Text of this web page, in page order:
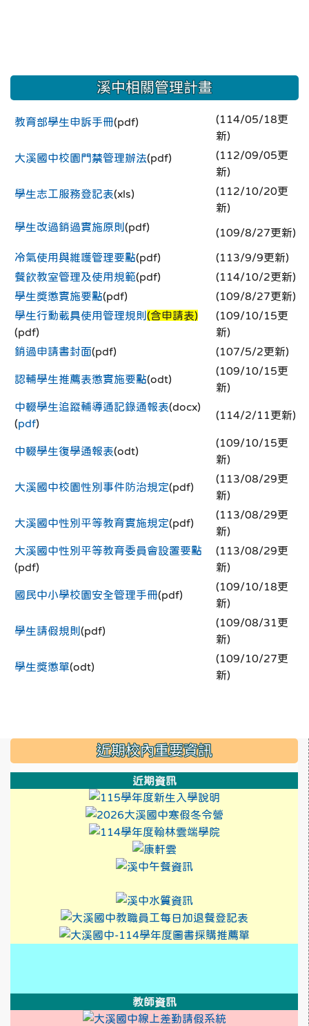
溪中相關管理計畫
教育部學生申訴手冊(pdf)
(114/05/18更
新)
大溪國中校園門禁管理辦法(pdf)
(112/09/05更
新)
學生志工服務登記表(xls)
(112/10/20更
新)
學生改過銷過實施原則 (pdf) (109/8/27更新)
冷氣使用與維護管理要點(pdf)
(113/9/9更新)
餐飲教室管理及使用規範(pdf)
(114/10/2更新)
學生獎懲實施要點(pdf)
(109/8/27更新)
學生行動載具使用管理規則 (含申請表)
(pdf)
(109/10/15更
新)
銷過申請書封面(pdf) (107/5/2更新)
認輔學生推薦表懲實施要點(odt)
(109/10/15更
新)
中輟學生追蹤輔導通記錄通報表(docx)
(pdf)
(114/2/11更新)
中輟學生復學通報表(odt)
(109/10/15更
新)
大溪國中校園性別事件防治規定(pdf)
(113/08/29更
新)
大溪國中性別平等教育實施規定(pdf)
(113/08/29更
新)
大溪國中性別平等教育委員會設置要點
(pdf)
(113/08/29更
新)
國民中小學校園安全管理手冊(pdf)
(109/10/18更
新)
學生請假規則 (pdf)
(109/08/31更
新)
學生獎懲單(odt)
(109/10/27更
新)
::: 近期校內重要資訊
近期資訊
link to https://
link to https://
link to https://
link to https://
link to http://
link to https://
link to https://
link to https://
link to http://
link to https://
link to
link to
link to
link to
link to https://
link to http://
link to https://
link to https://
link to http://
link to https://
link to https://
link to https://
教師資訊
link to http://
link to https://
link to https://